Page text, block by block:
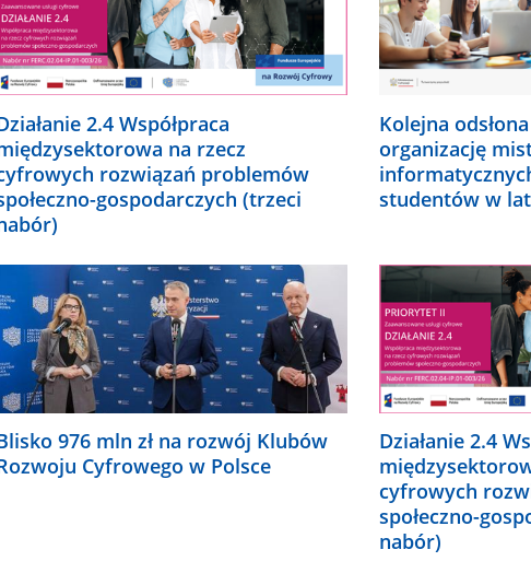
2.4 Współpraca
na rzecz
rozwiązań problemów
gospodarczych (trzeci
Kolejna
organizację
studentów w
976 mln zł na rozwój Klubów
Cyfrowego w Polsce
Działanie 2.4
cyfrowych
społeczno-
nabór)